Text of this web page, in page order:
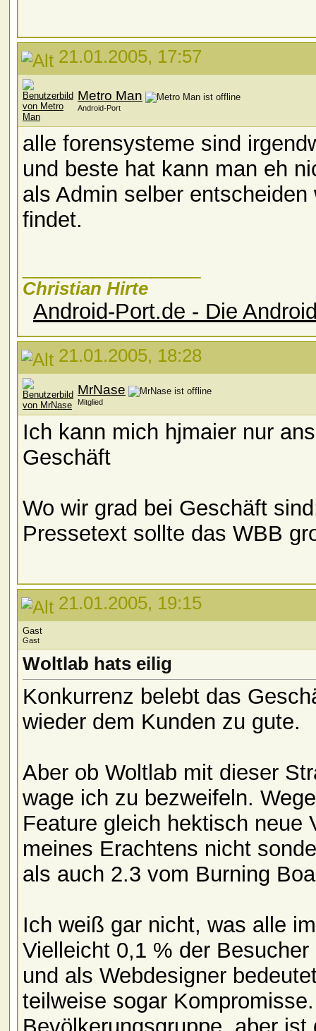
21.01.2005, 17:57
Metro Man
Android-Port
alle forensysteme sind
und beste hat kann man eh
als Admin selber
findet.
Christian Hirte
Android-Port.de - Die
21.01.2005, 18:28
MrNase
Mitglied
Ich kann mich hjmaier nur
Geschäft
Wo wir grad bei Geschäft
Pressetext sollte das WBB
21.01.2005, 19:15
Gast
Gast
Woltlab hats eilig
Konkurrenz belebt das
wieder dem Kunden zu gute.
Aber ob Woltlab mit dieser
wage ich zu bezweifeln.
Feature gleich hektisch neue
meines Erachtens nicht
als auch 2.3 vom Burning
Ich weiß gar nicht, was alle
Vielleicht 0,1 % der
und als Webdesigner
teilweise sogar